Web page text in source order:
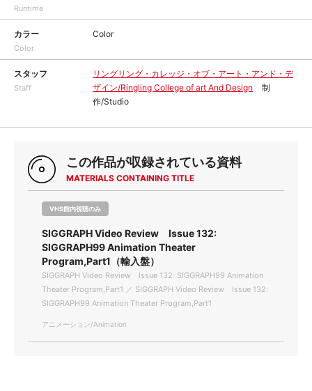
Runtime
カラー
Color
Color
スタッフ
Staff
リングリング・カレッジ・オブ・アート・アンド・デ
ザイン/Ringling College of art And Design
制
作/Studio
この作品が収録されている資料
MATERIALS CONTAINING TITLE
VHS館内視聴のみ
SIGGRAPH Video Review Issue 132:
SIGGRAPH99 Animation Theater
Program,Part1（輸入盤）
SIGGRAPH Video Review Issue 132: SIGGRAPH99 Animation
Theater Program,Part1 ／ SIGGRAPH Video Review Issue 132:
SIGGRAPH99 Animation Theater Program,Part1
アニメーション/Animation